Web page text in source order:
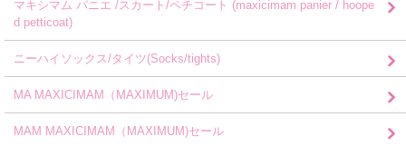
マキシマム パニエ /スカート/ペチコート (maxicimam panier / hoope
d petticoat)
ニーハイソックス/タイツ(Socks/tights)
MA MAXICIMAM（MAXIMUM)セール
MAM MAXICIMAM（MAXIMUM)セール